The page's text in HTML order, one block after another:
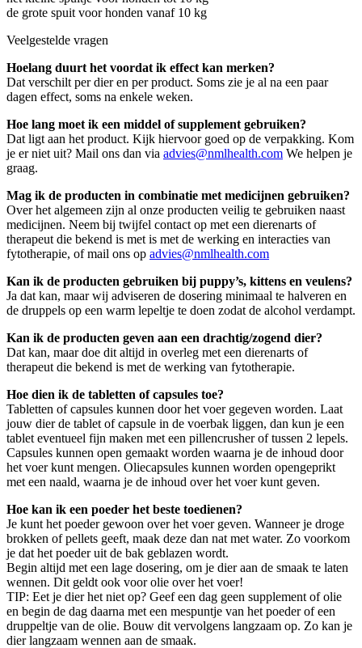
de grote spuit voor honden vanaf 10 kg
Veelgestelde vragen
Hoelang duurt het voordat ik effect kan merken?
Dat verschilt per dier en per product. Soms zie je al na een paar
dagen effect, soms na enkele weken.
Hoe lang moet ik een middel of supplement gebruiken?
Dat ligt aan het product. Kijk hiervoor goed op de verpakking. Kom
je er niet uit? Mail ons dan via advies@nmlhealth.com We helpen je
graag.
Mag ik de producten in combinatie met medicijnen gebruiken?
Over het algemeen zijn al onze producten veilig te gebruiken naast
medicijnen. Neem bij twijfel contact op met een dierenarts of
therapeut die bekend is met is met de werking en interacties van
fytotherapie, of mail ons op advies@nmlhealth.com
Kan ik de producten gebruiken bij puppy’s, kittens en veulens?
Ja dat kan, maar wij adviseren de dosering minimaal te halveren en
de druppels op een warm lepeltje te doen zodat de alcohol verdampt.
Kan ik de producten geven aan een drachtig/zogend dier?
Dat kan, maar doe dit altijd in overleg met een dierenarts of
therapeut die bekend is met de werking van fytotherapie.
Hoe dien ik de tabletten of capsules toe?
Tabletten of capsules kunnen door het voer gegeven worden. Laat
jouw dier de tablet of capsule in de voerbak liggen, dan kun je een
tablet eventueel fijn maken met een pillencrusher of tussen 2 lepels.
Capsules kunnen open gemaakt worden waarna je de inhoud door
het voer kunt mengen. Oliecapsules kunnen worden opengeprikt
met een naald, waarna je de inhoud over het voer kunt geven.
Hoe kan ik een poeder het beste toedienen?
Je kunt het poeder gewoon over het voer geven. Wanneer je droge
brokken of pellets geeft, maak deze dan nat met water. Zo voorkom
je dat het poeder uit de bak geblazen wordt.
Begin altijd met een lage dosering, om je dier aan de smaak te laten
wennen. Dit geldt ook voor olie over het voer!
TIP: Eet je dier het niet op? Geef een dag geen supplement of olie
en begin de dag daarna met een mespuntje van het poeder of een
druppeltje van de olie. Bouw dit vervolgens langzaam op. Zo kan je
dier langzaam wennen aan de smaak.